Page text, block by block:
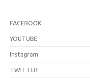
FACEBOOK
YOUTUBE
Instagram
TWITTER